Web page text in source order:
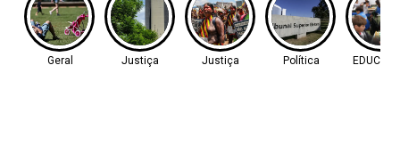
Geral Justiça Justiça Política